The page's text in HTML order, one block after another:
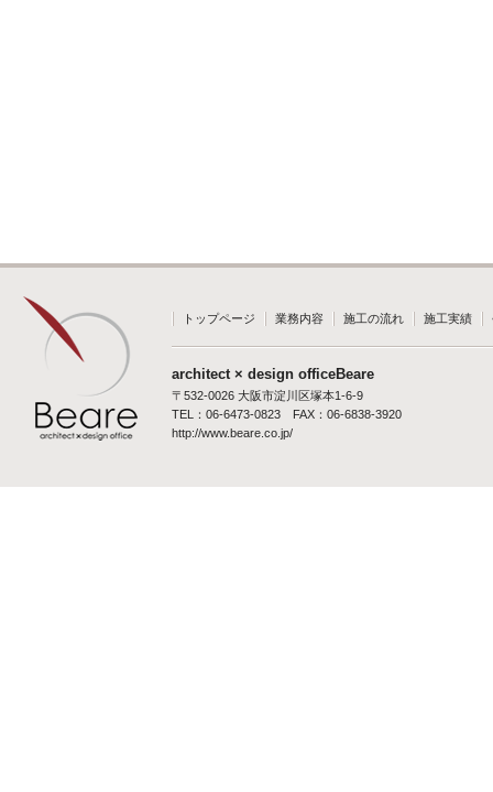
トップページ 業務内容 施工の流れ 施工実績
architect × design officeBeare
〒532-0026 大阪市淀川区塚本1-6-9
TEL：06-6473-0823 FAX：06-6838-3920
http://www.beare.co.jp/